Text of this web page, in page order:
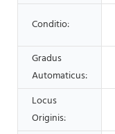
Conditio:
Gradus
Automaticus:
Locus
Originis: